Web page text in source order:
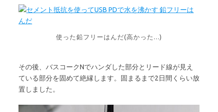
使った鉛フリーはんだ(高かった...)
その後、バスコークNでハンダした部分とリード線が見え
ている部分を固めて絶縁します。固まるまで2日間くらい放
置しました。